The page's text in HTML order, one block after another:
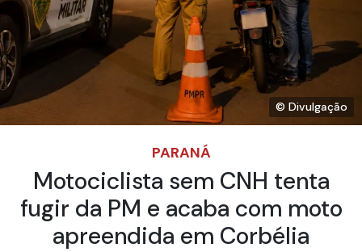
© Divulgação
PARANÁ
Motociclista sem CNH tenta
fugir da PM e acaba com moto
apreendida em Corbélia